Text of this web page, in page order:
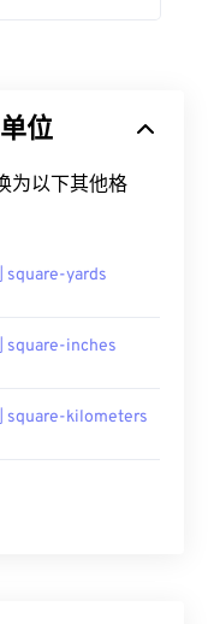
位
为以下其他格
square-yards
square-inches
square-kilometers